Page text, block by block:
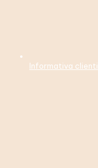
Informativa clienti